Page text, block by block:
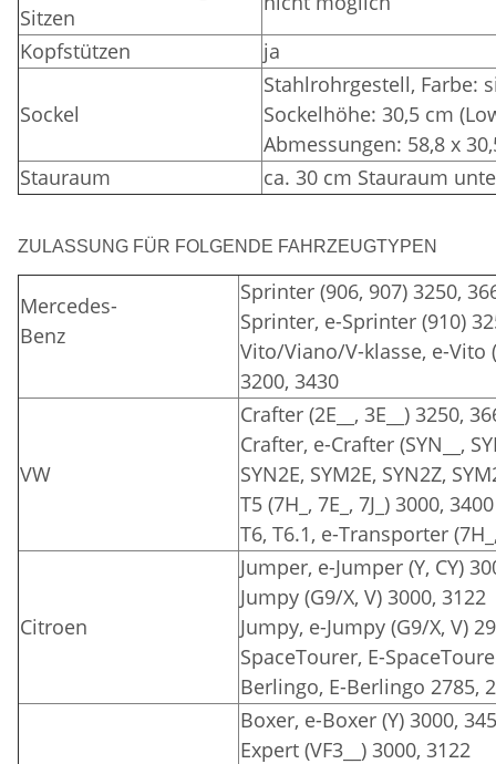
Sitzen
Kopfstützen
ja
Sockel
Stahlrohrgestell, Farbe:
Sockelhöhe: 30,5 cm
Abmessungen: 58,8 x
Stauraum
ca. 30 cm Stauraum
ZULASSUNG FÜR FOLGENDE FAHRZEUGTYPEN
Mercedes-
Benz
Sprinter (906, 907) 3250,
Sprinter, e-Sprinter (910)
Vito/Viano/V-klasse, e-Vito
3200, 3430
VW
Crafter (2E__, 3E__) 3250,
Crafter, e-Crafter (SYN__,
SYN2E, SYM2E, SYN2Z,
T5 (7H_, 7E_, 7J_) 3000, 3400
T6, T6.1, e-Transporter
Citroen
Jumper, e-Jumper (Y, CY)
Jumpy (G9/X, V) 3000, 3122
Jumpy, e-Jumpy (G9/X, V)
SpaceTourer, E-
Berlingo, E-Berlingo 2785,
Boxer, e-Boxer (Y) 3000,
Expert (VF3__) 3000, 3122